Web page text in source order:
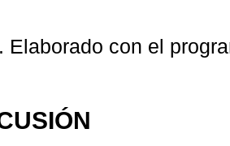
Elaborado con el